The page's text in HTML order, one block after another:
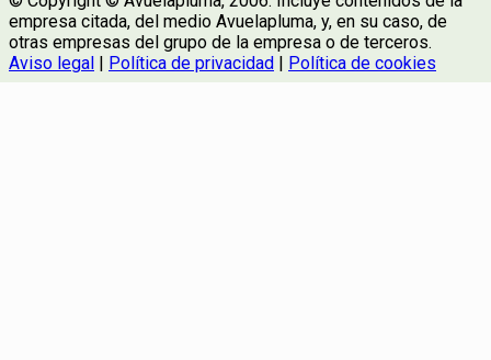
empresa citada, del medio Avuelapluma, y, en su caso, de
otras empresas del grupo de la empresa o de terceros.
Aviso legal | Política de privacidad | Política de cookies